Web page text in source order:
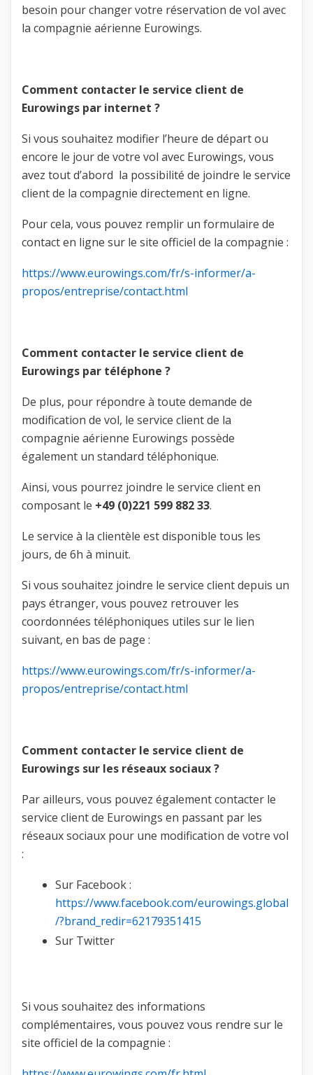
besoin pour changer votre réservation de vol avec
la compagnie aérienne Eurowings.
Comment contacter le service client de
Eurowings par internet ?
Si vous souhaitez modifier l’heure de départ ou
encore le jour de votre vol avec Eurowings, vous
avez tout d’abord la possibilité de joindre le service
client de la compagnie directement en ligne.
Pour cela, vous pouvez remplir un formulaire de
contact en ligne sur le site officiel de la compagnie :
https://www.eurowings.com/fr/s-informer/a-
propos/entreprise/contact.html
Comment contacter le service client de
Eurowings par téléphone ?
De plus, pour répondre à toute demande de
modification de vol, le service client de la
compagnie aérienne Eurowings possède
également un standard téléphonique.
Ainsi, vous pourrez joindre le service client en
composant le +49 (0)221 599 882 33.
Le service à la clientèle est disponible tous les
jours, de 6h à minuit.
Si vous souhaitez joindre le service client depuis un
pays étranger, vous pouvez retrouver les
coordonnées téléphoniques utiles sur le lien
suivant, en bas de page :
https://www.eurowings.com/fr/s-informer/a-
propos/entreprise/contact.html
Comment contacter le service client de
Eurowings sur les réseaux sociaux ?
Par ailleurs, vous pouvez également contacter le
service client de Eurowings en passant par les
réseaux sociaux pour une modification de votre vol
:
Sur Facebook :
https://www.facebook.com/eurowings.global
/?brand_redir=62179351415
Sur Twitter
Si vous souhaitez des informations
complémentaires, vous pouvez vous rendre sur le
site officiel de la compagnie :